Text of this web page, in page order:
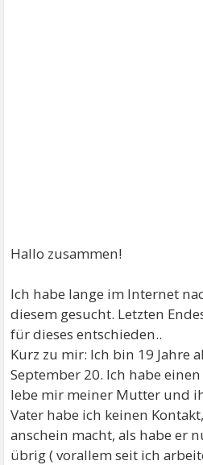
Hallo zusammen!
Ich habe lange im Internet
diesem gesucht. Letzten
für dieses entschieden..
Kurz zu mir: Ich bin 19 Jahre
September 20. Ich habe
lebe mir meiner Mutter und
Vater habe ich keinen
anschein macht, als habe er
übrig ( vorallem seit ich